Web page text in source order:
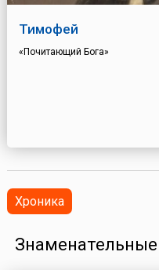
Тимофей
«Почитающий Бога»
Хроника